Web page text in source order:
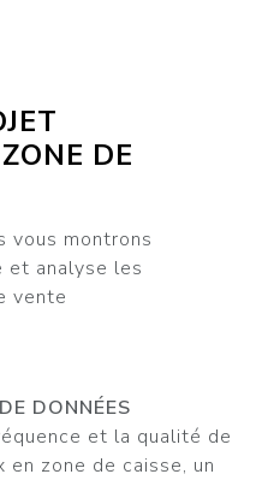
DE
vous montrons
et analyse les
vente
DONNÉES
et la qualité de
zone de caisse, un